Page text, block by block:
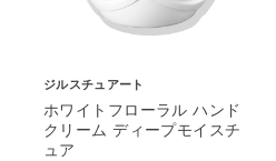
ジルスチュアート
ホワイトフローラル ハンド
クリーム ディープモイスチ
ュア